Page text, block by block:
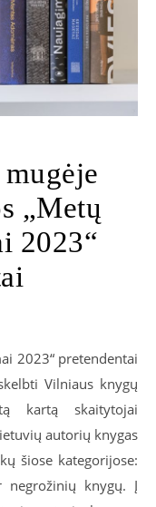
„Metų
2023“
2023“ pretendentai
Vilniaus knygų
kartą skaitytojai
autorių knygas
šiose kategorijose:
negrožinių knygų. Į